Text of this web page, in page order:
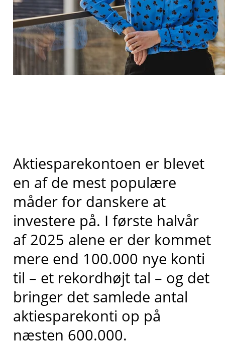
Aktiesparekontoen er blevet
en af de mest populære
måder for danskere at
investere på. I første halvår
af 2025 alene er der kommet
mere end 100.000 nye konti
til – et rekordhøjt tal – og det
bringer det samlede antal
aktiesparekonti op på
næsten 600.000.